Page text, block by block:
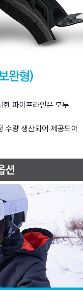
한 파이프라인은 모두
수량 생산되어 제공되어